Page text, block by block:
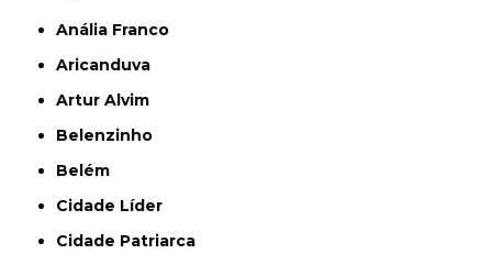
Anália Franco
Aricanduva
Artur Alvim
Belenzinho
Belém
Cidade Líder
Cidade Patriarca